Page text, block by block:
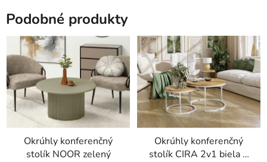
Podobné produkty
Okrúhly konferenčný
stolík NOOR zelený
Okrúhly konferenčný
stolík CIRA 2v1 biela +